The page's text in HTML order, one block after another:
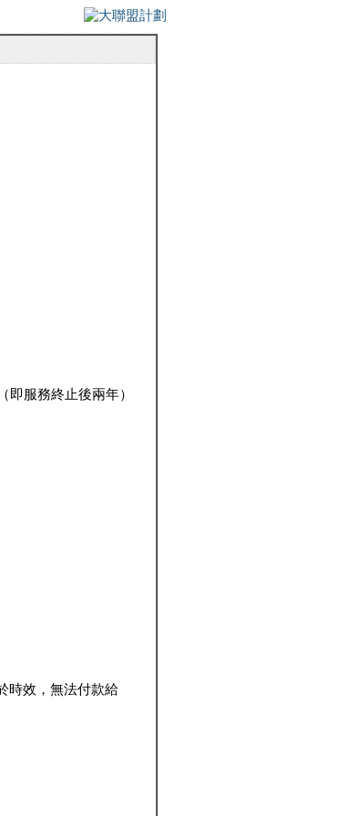
服務終止後兩年）
時效，無法付款給